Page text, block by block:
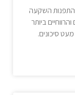
השקעה
ביותר
סיכונים.